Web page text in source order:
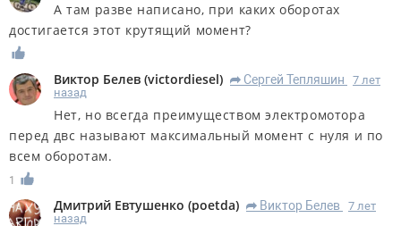
А там разве написано, при каких оборотах
достигается этот крутящий момент?
Виктор Белев (victordiesel) R Сергей Тепляшин
7 лет
назад
Нет, но всегда преимуществом электромотора
перед двс называют максимальный момент с нуля и по
всем оборотам.
1
Дмитрий Евтушенко (poetda) R Виктор Белев
7 лет
назад